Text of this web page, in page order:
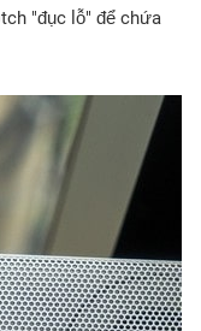
"đục lỗ" để chứa